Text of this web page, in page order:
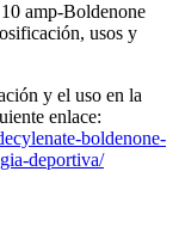
amp-Boldenone
usos y
y el uso en la
enlace:
boldenone-
deportiva/